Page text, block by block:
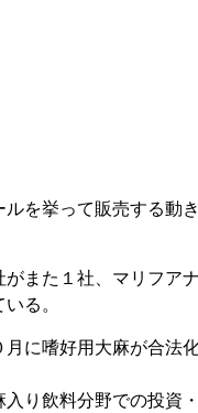
を挙って販売する動
また１社、マリフアナ
る。
に嗜好用大麻が合法
り飲料分野での投資